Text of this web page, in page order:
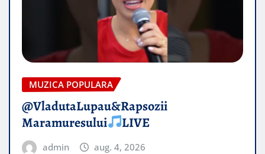
MUZICA POPULARA
@VladutaLupau&Rapsozii
Maramuresului
LIVE
admin aug. 4, 2026